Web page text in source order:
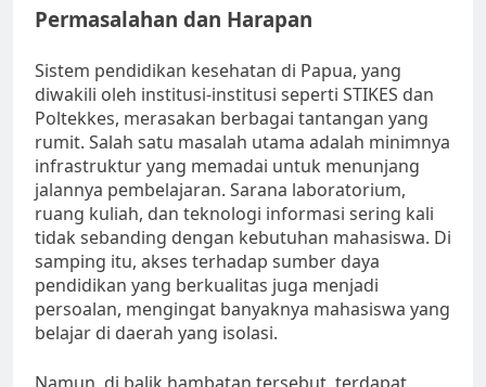
Permasalahan dan Harapan
Sistem pendidikan kesehatan di Papua, yang
diwakili oleh institusi-institusi seperti STIKES dan
Poltekkes, merasakan berbagai tantangan yang
rumit. Salah satu masalah utama adalah minimnya
infrastruktur yang memadai untuk menunjang
jalannya pembelajaran. Sarana laboratorium,
ruang kuliah, dan teknologi informasi sering kali
tidak sebanding dengan kebutuhan mahasiswa. Di
samping itu, akses terhadap sumber daya
pendidikan yang berkualitas juga menjadi
persoalan, mengingat banyaknya mahasiswa yang
belajar di daerah yang isolasi.